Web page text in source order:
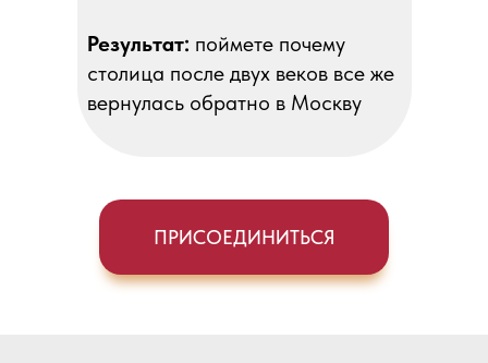
ПРИСОЕДИНИТЬСЯ
Результат: поймете почему
столица после двух веков все же
вернулась обратно в Москву